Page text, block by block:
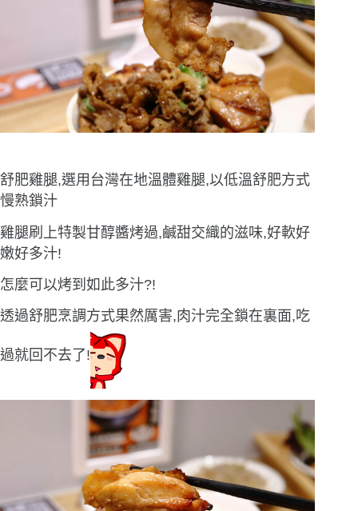
舒肥雞腿,選用台灣在地溫體雞腿,以低溫舒肥方式
慢熟鎖汁
雞腿刷上特製甘醇醬烤過,鹹甜交織的滋味,好軟好
嫩好多汁!
怎麼可以烤到如此多汁?!
透過舒肥烹調方式果然厲害,肉汁完全鎖在裏面,吃
過就回不去了!